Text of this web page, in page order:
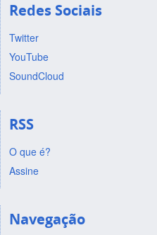
Redes Sociais
Twitter
YouTube
SoundCloud
RSS
O que é?
Assine
Navegação